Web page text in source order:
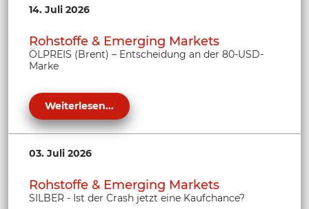
14. Juli 2026
Rohstoffe & Emerging Markets
ÖLPREIS (Brent) – Entscheidung an der 80-USD-
Marke
Weiterlesen...
03. Juli 2026
Rohstoffe & Emerging Markets
SILBER - Ist der Crash jetzt eine Kaufchance?